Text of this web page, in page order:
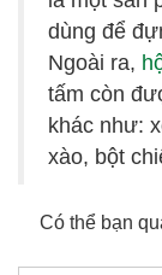
dùng để
Ngoài ra,
tấm còn
khác như:
xào, bột
Có thể bạn